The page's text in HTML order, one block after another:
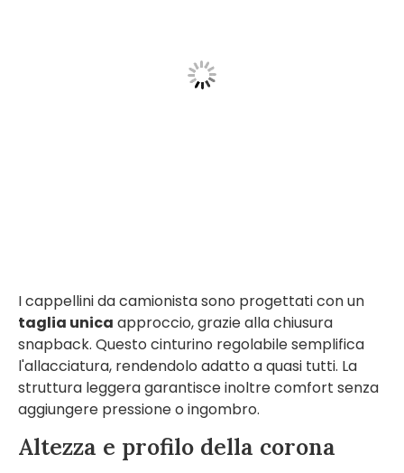
I cappellini da camionista sono progettati con un
taglia unica approccio, grazie alla chiusura
snapback. Questo cinturino regolabile semplifica
l'allacciatura, rendendolo adatto a quasi tutti. La
struttura leggera garantisce inoltre comfort senza
aggiungere pressione o ingombro.
Altezza e profilo della corona